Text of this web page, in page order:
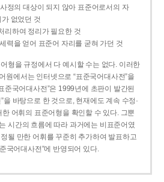
정의 대상이 되지 않아 표준어로서의 자
없었던 것
리하여 정리가 필요한 것
력을 얻어 표준어 자리를 굳혀 가던 것
형을 규정에서 다 예시할 수는 없다. 이러한
원에서는 인터넷으로 “표준국어대사전”을
준국어대사전”은 1999년에 초판이 발간된
을 바탕으로 한 것으로, 현재에도 계속 수정·
어휘의 표준어형을 확인할 수 있다. 그뿐
시간의 흐름에 따라 과거에는 비표준어였
될 만한 어휘를 꾸준히 추가하여 발표하고
국어대사전”에 반영되어 있다.